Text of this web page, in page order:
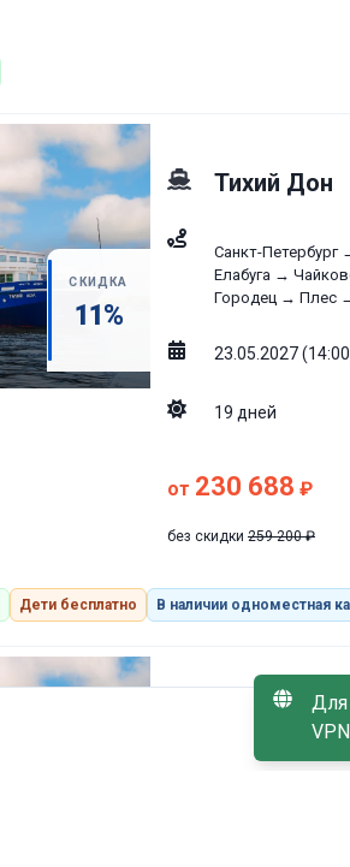
СКИДКА
11%
Тихий Дон
Санкт-
Елабуга →
Городец → Плес
23.05.2027
19 дней
от 230 688 ₽
без скидки 259 200 ₽
Дети бесплатно В наличии одноместная
Тихий Дон
Для
VPN